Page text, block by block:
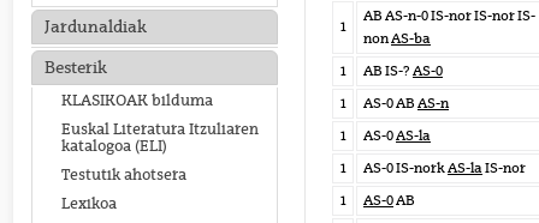
Jardunaldiak
Besterik
KLASIKOAK bilduma
Euskal Literatura Itzuliaren
katalogoa (ELI)
Testutik ahotsera
Lexikoa
1
AB AS-n-0 IS-nor IS-nor IS-
nonAS-ba
1
AB IS-? AS-0
1
AS-0 AB AS-n
1
AS-0AS-la
1
AS-0 IS-norkAS-laIS-nor
1
AS-0AB